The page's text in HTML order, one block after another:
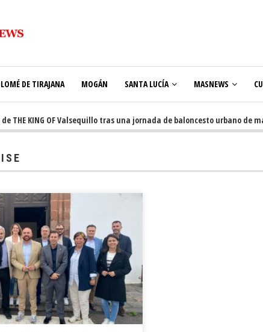
DE TIRAJANA MOGÁN SANTA LUCÍA MASNEWS
KING OF Valsequillo tras una jornada de baloncesto urbano de